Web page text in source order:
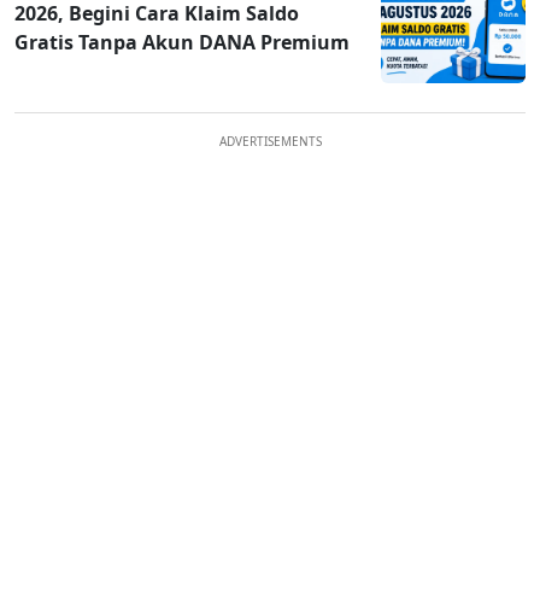
2026, Begini Cara Klaim Saldo
Gratis Tanpa Akun DANA Premium
ADVERTISEMENTS